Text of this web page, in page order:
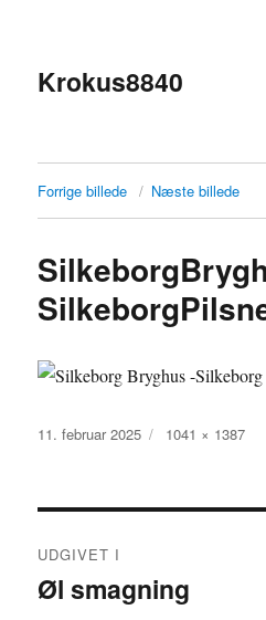
Krokus8840
Forrige billede Næste billede
Udgivet
11. februar 2025
Faktisk
1041 × 1387
UDGIVET I
Øl smagning